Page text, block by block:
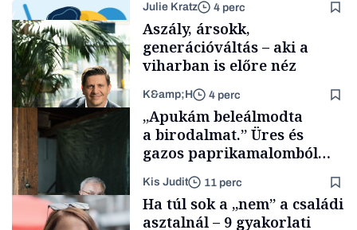
Smart habits
Julie Kratz 4 perc
TÁMOGATÓI
TARTALOM
Aszály, ársokk,
generációváltás – aki a
viharban is előre néz
K&amp;H 4 perc
„Apukám beleálmodta
a birodalmat.” Üres és
gazos paprikamalomból
lett az igazi családi
fűszersztori
Kis Judit 11 perc
Ha túl sok a „nem” a családi
asztalnál – 9 gyakorlati